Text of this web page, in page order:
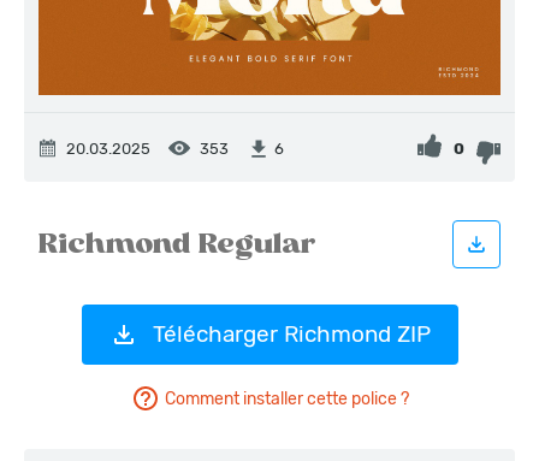
20.03.2025 353 6 0
Télécharger Richmond ZIP
Comment installer cette police ?